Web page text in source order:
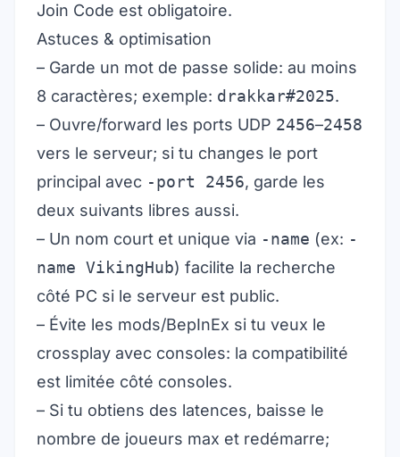
Join Code est obligatoire.
Astuces & optimisation
– Garde un mot de passe solide: au moins
8 caractères; exemple: drakkar#2025.
– Ouvre/forward les ports UDP 2456–2458
vers le serveur; si tu changes le port
principal avec -port 2456, garde les
deux suivants libres aussi.
– Un nom court et unique via -name (ex: -
name VikingHub) facilite la recherche
côté PC si le serveur est public.
– Évite les mods/BepInEx si tu veux le
crossplay avec consoles: la compatibilité
est limitée côté consoles.
– Si tu obtiens des latences, baisse le
nombre de joueurs max et redémarre;